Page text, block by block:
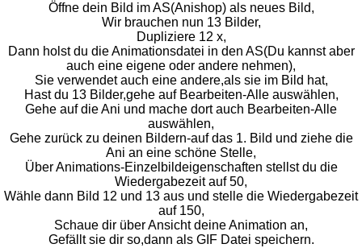
Öffne dein Bild im AS(Anishop) als neues Bild,
Wir brauchen nun 13 Bilder,
Dupliziere 12 x,
Dann holst du die Animationsdatei in den AS(Du kannst aber
auch eine eigene oder andere nehmen),
Sie verwendet auch eine andere,als sie im Bild hat,
Hast du 13 Bilder,gehe auf Bearbeiten-Alle auswählen,
Gehe auf die Ani und mache dort auch Bearbeiten-Alle
auswählen,
Gehe zurück zu deinen Bildern-auf das 1. Bild und ziehe die
Ani an eine schöne Stelle,
Über Animations-Einzelbildeigenschaften stellst du die
Wiedergabezeit auf 50,
Wähle dann Bild 12 und 13 aus und stelle die Wiedergabezeit
auf 150,
Schaue dir über Ansicht deine Animation an,
Gefällt sie dir so,dann als GIF Datei speichern.